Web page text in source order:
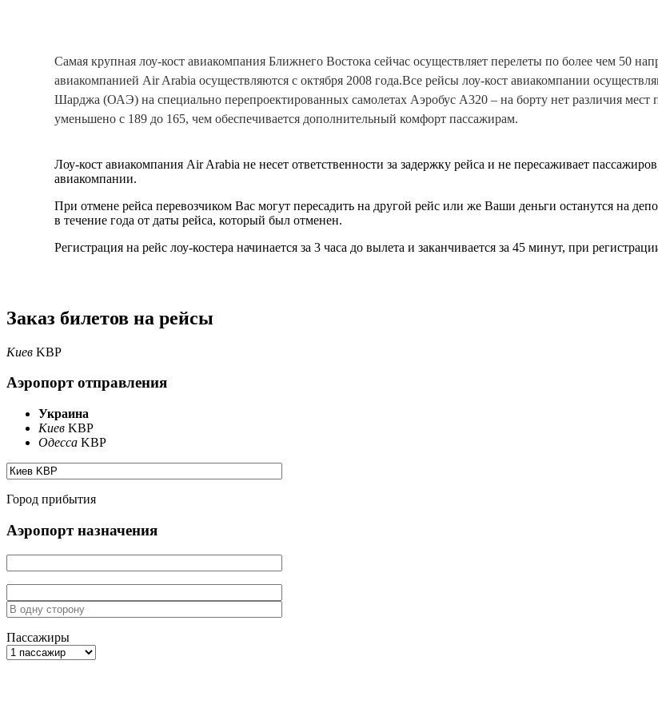
Самая крупная лоу-кост авиакомпания Ближнего Востока сейчас осуществляет перелеты по более чем 50
авиакомпанией Air Arabia осуществляются с октября 2008 года.Все рейсы лоу-кост авиакомпании
Шарджа (ОАЭ) на специально перепроектированных самолетах Аэробус А320 – на борту нет различия мест
уменьшено с 189 до 165, чем обеспечивается дополнительный комфорт пассажирам.
Лоу-кост авиакомпания Air Arabia не несет ответственности за задержку рейса и не пересаживает
авиакомпании.
При отмене рейса перевозчиком Вас могут пересадить на другой рейс или же Ваши деньги останутся на
в течение года от даты рейса, который был отменен.
Регистрация на рейс лоу-костера начинается за 3 часа до вылета и заканчивается за 45 минут, при
Заказ билетов на рейсы
Киев KBP
Аэропорт отправления
Украина
Киев KBP
Одесса KBP
Город прибытия
Аэропорт назначения
Пассажиры